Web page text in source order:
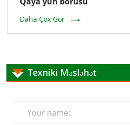
Daha Çox Gör
Texniki Məsləhət